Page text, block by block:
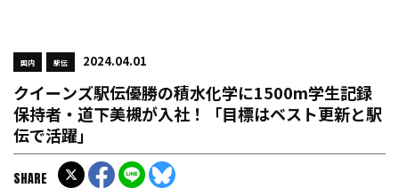
国内 駅伝 2024.04.01
クイーンズ駅伝優勝の積水化学に1500m学生記録
保持者・道下美槻が入社！「目標はベスト更新と駅
伝で活躍」
SHARE